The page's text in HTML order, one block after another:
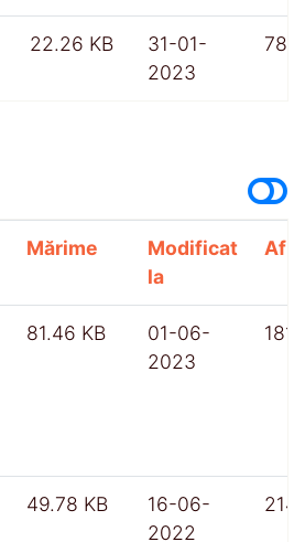
22.26 KB
31-01-
2023
784
Mărime
Modificat
la
81.46 KB
01-06-
2023
1814
49.78 KB
16-06-
2022